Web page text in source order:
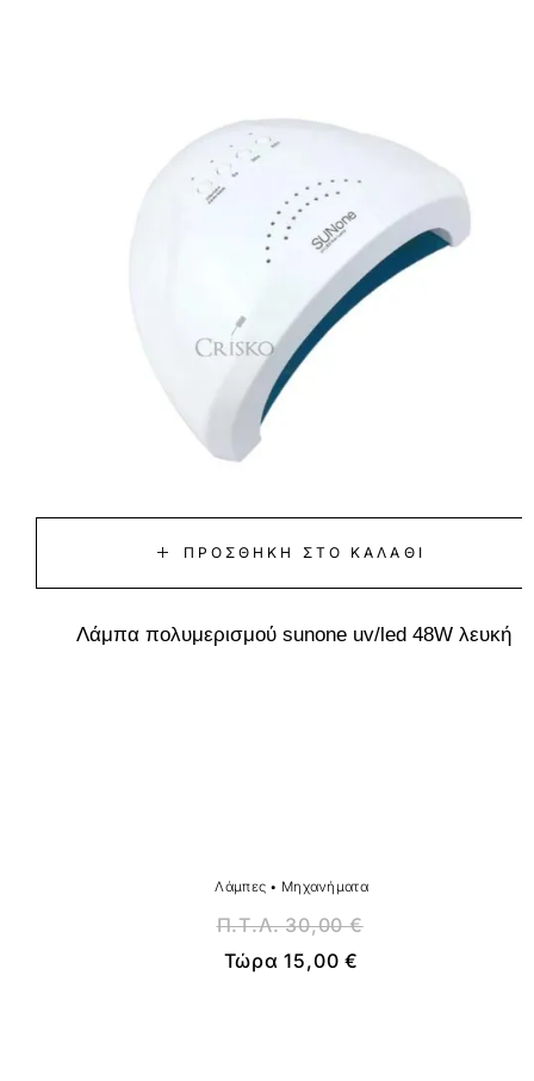
ΠΡΟΣΘΉΚΗ ΣΤΟ ΚΑΛΆΘΙ
Λάμπα πολυμερισμού sunone uv/led 48W λευκή
Λάμπες • Μηχανήματα
Π.Τ.Λ.30,00€
Τώρα15,00€